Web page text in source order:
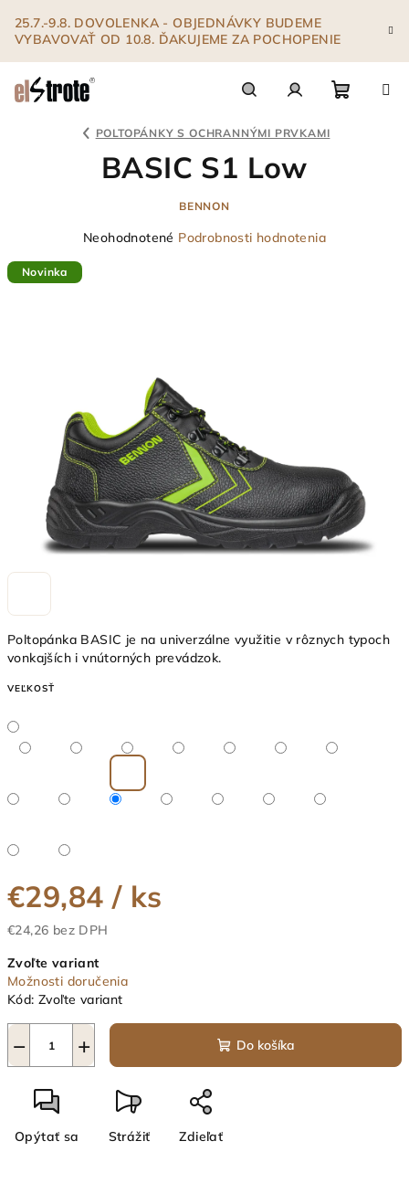
obsah
25.7.-9.8. DOVOLENKA - OBJEDNÁVKY BUDEME
VYBAVOVAŤ OD 10.8. ĎAKUJEME ZA POCHOPENIE
POLTOPÁNKY S OCHRANNÝMI PRVKAMI
Poltopánka BASIC je na univerzálne využitie v rôznych typoch
vonkajších i vnútorných prevádzok.
VEĽKOSŤ
€29,84 / ks
€24,26 bez DPH
cena:
Zvoľte variant
Možnosti doručenia
Kód: Zvoľte variant
+
− Do košíka
Opýtať sa Strážiť Zdieľať
BASIC S1 Low
BENNON
Priemerné
produktu
Neohodnotené Podrobnosti hodnotenia
Novinka